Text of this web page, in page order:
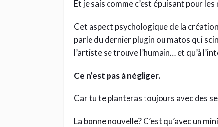
Et je sais comme c’est épuisant pour
Cet aspect psychologique de la
parle du dernier plugin ou matos qui
l’artiste se trouve l’humain… et qu’à
Ce n’est pas à négliger.
Car tu te planteras toujours avec des
La bonne nouvelle? C’est qu’avec un